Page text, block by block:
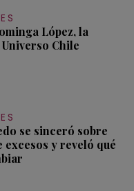
López, la
Chile
se sinceró sobre
excesos y reveló qué